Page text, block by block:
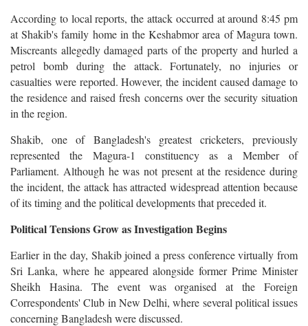
According to local reports, the attack occurred at around 8:45 pm
at Shakib's family home in the Keshabmor area of Magura town.
Miscreants allegedly damaged parts of the property and hurled a
petrol bomb during the attack. Fortunately, no injuries or
casualties were reported. However, the incident caused damage to
the residence and raised fresh concerns over the security situation
in the region.
Shakib, one of Bangladesh's greatest cricketers, previously
represented the Magura-1 constituency as a Member of
Parliament. Although he was not present at the residence during
the incident, the attack has attracted widespread attention because
of its timing and the political developments that preceded it.
Political Tensions Grow as Investigation Begins
Earlier in the day, Shakib joined a press conference virtually from
Sri Lanka, where he appeared alongside former Prime Minister
Sheikh Hasina. The event was organised at the Foreign
Correspondents' Club in New Delhi, where several political issues
concerning Bangladesh were discussed.